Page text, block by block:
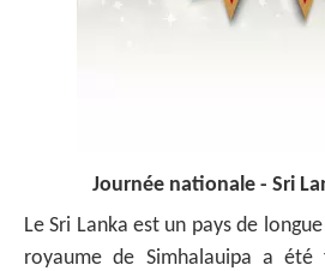
Journée nationale - Sri
Le Sri Lanka est un pays de
royaume de Simhalauipa a été